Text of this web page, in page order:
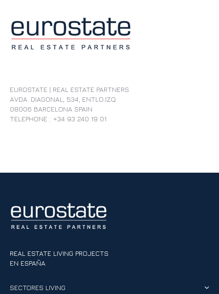
EUROSTATE | REAL ESTATE PARTNERS
AVDA. DIAGONAL, 534, ENTLO.IZQ
08006 BARCELONA SPAIN
TELEPHONE : +34 93 240 19 01
REAL ESTATE LIVING PROJECTS
EN ESPAÑA
SECTORES LIVING